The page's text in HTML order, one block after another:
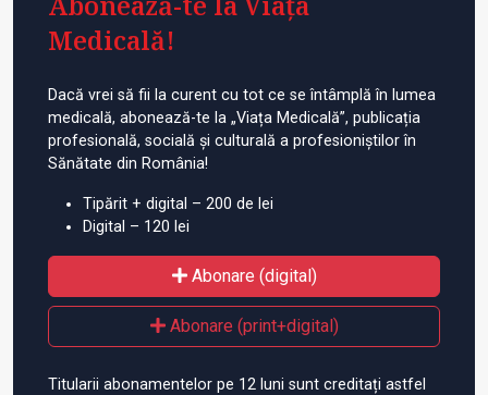
Medicală!
Dacă vrei să fii la curent cu tot ce se întâmplă în lumea
medicală, abonează-te la „Viața Medicală”, publicația
profesională, socială și culturală a profesioniștilor în
Sănătate din România!
Tipărit + digital – 200 de lei
Digital – 120 lei
Abonare (digital)
Abonare (print+digital)
Titularii abonamentelor pe 12 luni sunt creditați astfel